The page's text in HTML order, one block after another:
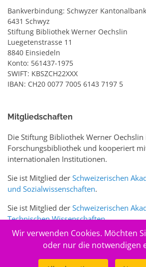
Bankverbindung: Schwyzer Kantonalbank
6431 Schwyz
Stiftung Bibliothek Werner Oechslin
Luegetenstrasse 11
8840 Einsiedeln
Konto: 561437-1975
SWIFT: KBSZCH22XXX
IBAN: CH20 0077 7005 6143 7197 5
Mitgliedschaften
Die Stiftung Bibliothek Werner Oechslin
Forschungsbibliothek und kooperiert
internationalen Institutionen.
Sie ist Mitglied der Schweizerischen
und Sozialwissenschaften.
Sie ist Mitglied der Schweizerischen
Technischen Wissenschaften.
Sie ist zudem Mitglied des Schweizer
Wir verwenden Cookies. Möchten
oder nur die notwendigen